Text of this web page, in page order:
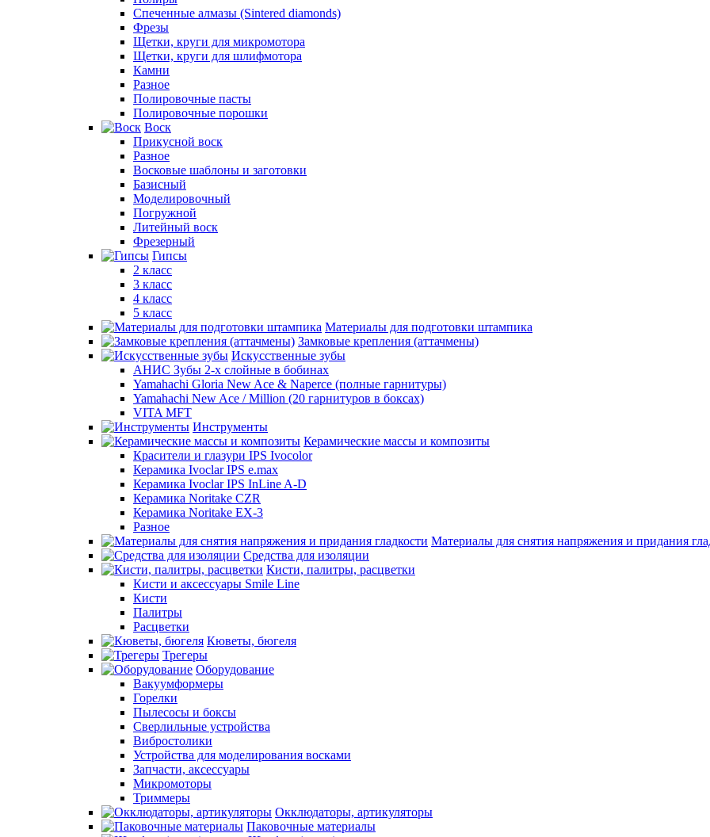
Спеченные алмазы (Sintered diamonds)
Фрезы
Щетки, круги для микромотора
Щетки, круги для шлифмотора
Камни
Разное
Полировочные пасты
Полировочные порошки
Воск
Прикусной воск
Разное
Восковые шаблоны и заготовки
Базисный
Моделировочный
Погружной
Литейный воск
Фрезерный
Гипсы
2 класс
3 класс
4 класс
5 класс
Материалы для подготовки штампика
Замковые крепления (аттачмены)
Искусственные зубы
АНИС Зубы 2-х слойные в бобинах
Yamahachi Gloria New Ace & Naperce (полные гарнитуры)
Yamahachi New Ace / Million (20 гарнитуров в боксах)
VITA MFT
Инструменты
Керамические массы и композиты
Красители и глазури IPS Ivocolor
Керамика Ivoclar IPS e.max
Керамика Ivoclar IPS InLine A-D
Керамика Noritake CZR
Керамика Noritake EX-3
Разное
Материалы для снятия напряжения и придания
Средства для изоляции
Кисти, палитры, расцветки
Кисти и аксессуары Smile Line
Кисти
Палитры
Расцветки
Кюветы, бюгеля
Трегеры
Оборудование
Вакуумформеры
Горелки
Пылесосы и боксы
Сверлильные устройства
Вибростолики
Устройства для моделирования восками
Запчасти, аксессуары
Микромоторы
Триммеры
Окклюдаторы, артикуляторы
Паковочные материалы